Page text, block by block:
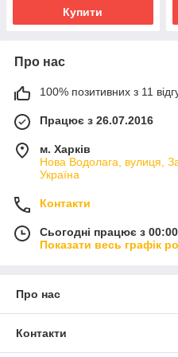
Купити
Про нас
100% позитивних з 11
Працює з 26.07.2016
м. Харків
Нова Водолага, вулиця,
Україна
Контакти
Сьогодні працює з
Показати весь графік
Про нас
Контакти